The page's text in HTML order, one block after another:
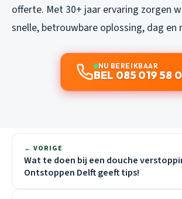
offerte. Met 30+ jaar ervaring zorgen
snelle, betrouwbare oplossing, dag en
NU BEREIKBAAR
BEL 085 019 58
← VORIGE
Wat te doen bij een douche
Ontstoppen Delft geeft tips!